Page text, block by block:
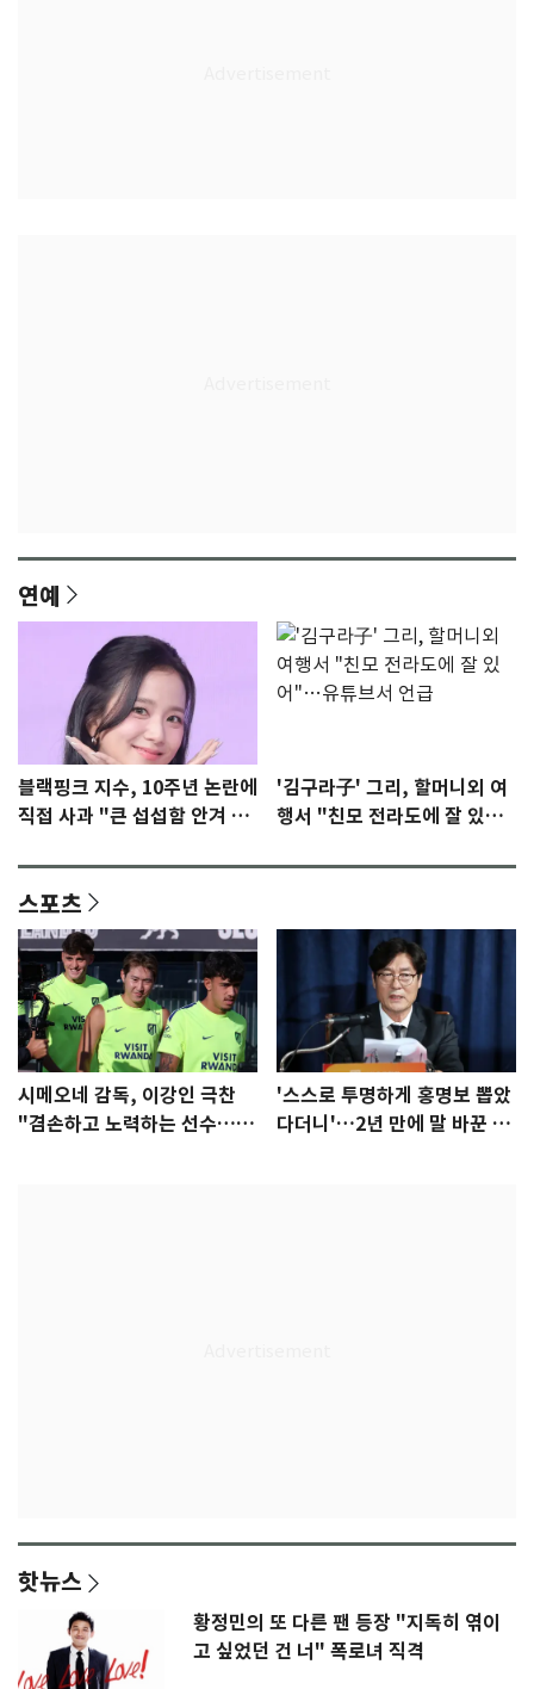
연예
블랙핑크 지수, 10주년 논란에
직접 사과 "큰 섭섭함 안겨 미
'김구라子' 그리, 할머니외 여
행서 "친모 전라도에 잘 있
스포츠
시메오네 감독, 이강인 극찬
"겸손하고 노력하는 선수…좋
'스스로 투명하게 홍명보 뽑았
다더니'…2년 만에 말 바꾼 이
핫뉴스
황정민의 또 다른 팬 등장 "지독히 엮이
고 싶었던 건 너" 폭로녀 직격